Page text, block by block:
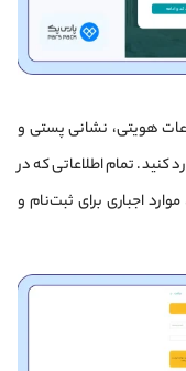
هویتی، نشانی پستی و
کنید. تمام اطلاعاتی که در
اجباری برای ثبت‌نام و